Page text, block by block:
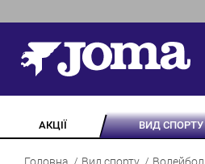
АКЦІЇ ВИД СПОРТУ